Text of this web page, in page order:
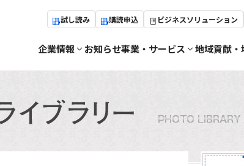
試し読み 購読申込 ビジネスソリューション
企業情報 お知らせ事業・サービス 地域貢献・